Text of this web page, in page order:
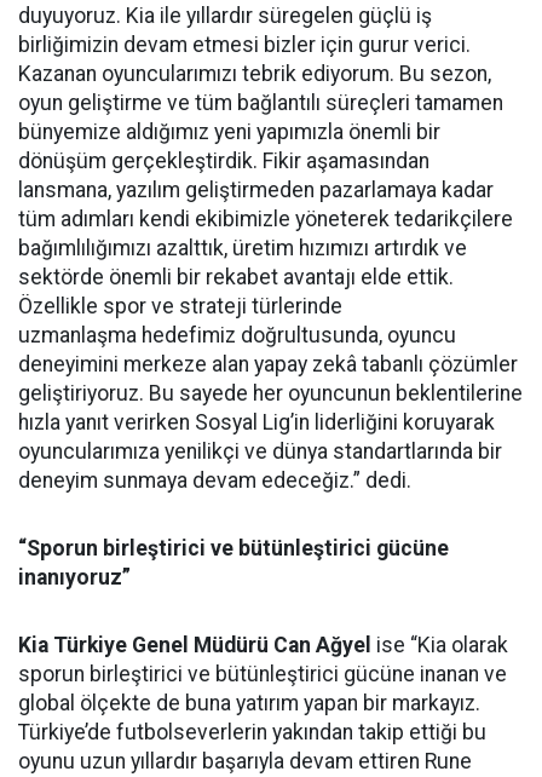
duyuyoruz. Kia ile yıllardır süregelen güçlü iş
birliğimizin devam etmesi bizler için gurur verici.
Kazanan oyuncularımızı tebrik ediyorum. Bu sezon,
oyun geliştirme ve tüm bağlantılı süreçleri tamamen
bünyemize aldığımız yeni yapımızla önemli bir
dönüşüm gerçekleştirdik. Fikir aşamasından
lansmana, yazılım geliştirmeden pazarlamaya kadar
tüm adımları kendi ekibimizle yöneterek tedarikçilere
bağımlılığımızı azalttık, üretim hızımızı artırdık ve
sektörde önemli bir rekabet avantajı elde ettik.
Özellikle spor ve strateji türlerinde
uzmanlaşma hedefimiz doğrultusunda, oyuncu
deneyimini merkeze alan yapay zekâ tabanlı çözümler
geliştiriyoruz. Bu sayede her oyuncunun beklentilerine
hızla yanıt verirken Sosyal Lig’in liderliğini koruyarak
oyuncularımıza yenilikçi ve dünya standartlarında bir
deneyim sunmaya devam edeceğiz.” dedi.
“Sporun birleştirici ve bütünleştirici gücüne
inanıyoruz”
Kia Türkiye Genel Müdürü Can Ağyel ise “Kia olarak
sporun birleştirici ve bütünleştirici gücüne inanan ve
global ölçekte de buna yatırım yapan bir markayız.
Türkiye’de futbolseverlerin yakından takip ettiği bu
oyunu uzun yıllardır başarıyla devam ettiren Rune